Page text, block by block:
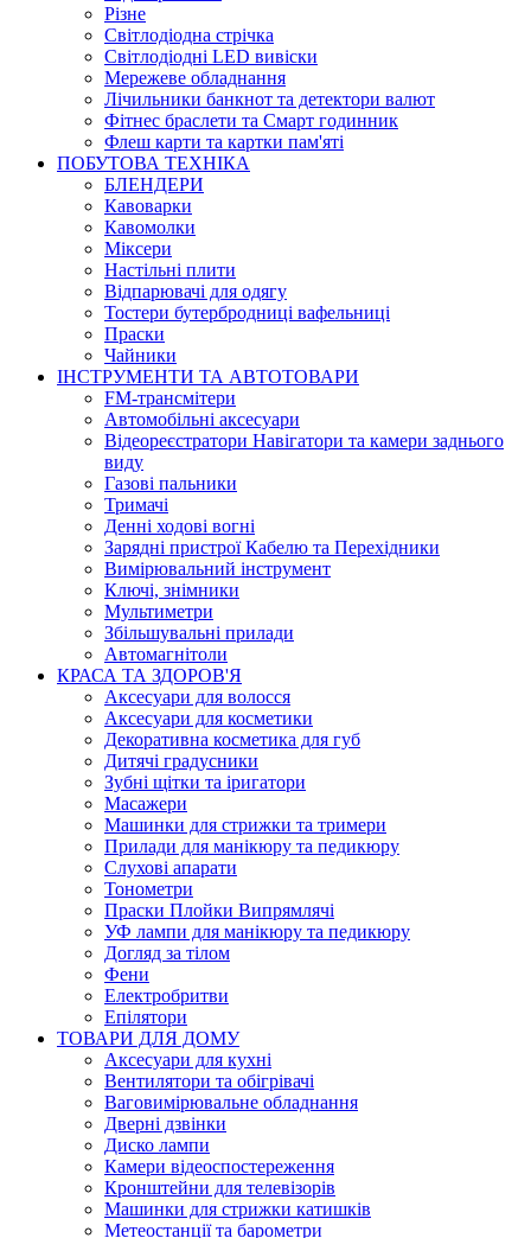
Різне
Світлодіодна стрічка
Світлодіодні LED вивіски
Мережеве обладнання
Лічильники банкнот та детектори валют
Фітнес браслети та Смарт годинник
Флеш карти та картки пам'яті
ПОБУТОВА ТЕХНІКА
БЛЕНДЕРИ
Кавоварки
Кавомолки
Міксери
Настільні плити
Відпарювачі для одягу
Тостери бутербродниці вафельниці
Праски
Чайники
ІНСТРУМЕНТИ ТА АВТОТОВАРИ
FM-трансмітери
Автомобільні аксесуари
Відеореєстратори Навігатори та камери заднього
виду
Газові пальники
Тримачі
Денні ходові вогні
Зарядні пристрої Кабелю та Перехідники
Вимірювальний інструмент
Ключі, знімники
Мультиметри
Збільшувальні прилади
Автомагнітоли
КРАСА ТА ЗДОРОВ'Я
Аксесуари для волосся
Аксесуари для косметики
Декоративна косметика для губ
Дитячі градусники
Зубні щітки та іригатори
Масажери
Машинки для стрижки та тримери
Прилади для манікюру та педикюру
Слухові апарати
Тонометри
Праски Плойки Випрямлячі
УФ лампи для манікюру та педикюру
Догляд за тілом
Фени
Електробритви
Епілятори
ТОВАРИ ДЛЯ ДОМУ
Аксесуари для кухні
Вентилятори та обігрівачі
Ваговимірювальне обладнання
Дверні дзвінки
Диско лампи
Камери відеоспостереження
Кронштейни для телевізорів
Машинки для стрижки катишків
Метеостанції та барометри